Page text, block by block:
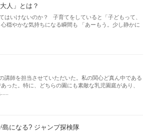
人」とは？
はいけないのか？ 子育てをしていると「子どもって、
穏やかな気持ちになる瞬間も 「あーもう。少し静かに
講師を担当させていただいた。私の関心ど真ん中である
った。特に、どちらの園にも素敵な乳児園庭があり、
島になる? ジャンプ探検隊